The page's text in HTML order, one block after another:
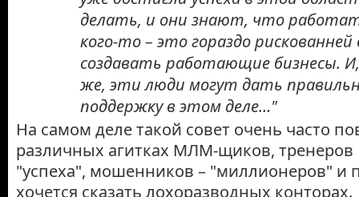
делать, и они знают, что
кого-то – это гораздо
создавать работающие бизнесы.
же, эти люди могут дать
поддержку в этом деле…"
На самом деле такой совет очень часто
различных агитках МЛМ-щиков, тренеров
"успеха", мошенников – "миллионеров" и
хочется сказать лохоразводных конторах.